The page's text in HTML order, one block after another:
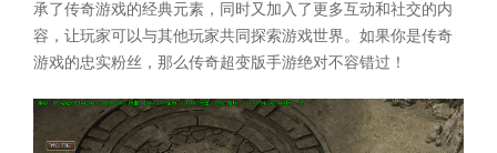
承了传奇游戏的经典元素，同时又加入了更多互动和社交的内
容，让玩家可以与其他玩家共同探索游戏世界。如果你是传奇
游戏的忠实粉丝，那么传奇超变版手游绝对不容错过！